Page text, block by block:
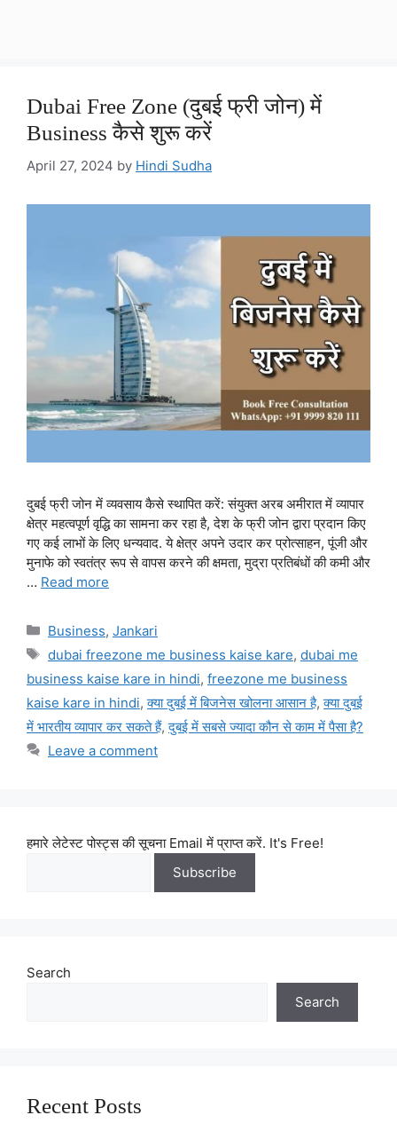
Dubai Free Zone (दुबई फ्री जोन) में
Business कैसे शुरू करें
April 27, 2024 by Hindi Sudha
दुबई फ्री जोन में व्यवसाय कैसे स्थापित करें: संयुक्त अरब अमीरात में व्यापार
क्षेत्र महत्वपूर्ण वृद्धि का सामना कर रहा है, देश के फ्री जोन द्वारा प्रदान किए
गए कई लाभों के लिए धन्यवाद. ये क्षेत्र अपने उदार कर प्रोत्साहन, पूंजी और
मुनाफे को स्वतंत्र रूप से वापस करने की क्षमता, मुद्रा प्रतिबंधों की कमी और
… Read more
Categories
Business, Jankari
Tags
dubai freezone me business kaise kare, dubai me
business kaise kare in hindi, freezone me business
kaise kare in hindi,क्या दुबई में बिजनेस खोलना आसान है,क्या दुबई
में भारतीय व्यापार कर सकते हैं,दुबई में सबसे ज्यादा कौन से काम में पैसा है?
Leave a comment
हमारे लेटेस्ट पोस्ट्स की सूचना Email में प्राप्त करें. It's Free!
Search
Search
Recent Posts